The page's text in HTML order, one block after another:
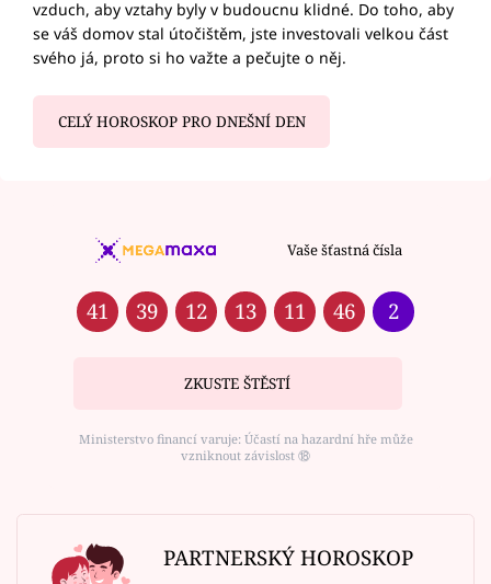
vzduch, aby vztahy byly v budoucnu klidné. Do toho, aby
se váš domov stal útočištěm, jste investovali velkou část
svého já, proto si ho važte a pečujte o něj.
CELÝ HOROSKOP PRO DNEŠNÍ DEN
Vaše šťastná čísla
41 39 12 13 11 46 2
ZKUSTE ŠTĚSTÍ
Ministerstvo financí varuje: Účastí na hazardní hře může
vzniknout závislost ⑱
PARTNERSKÝ HOROSKOP